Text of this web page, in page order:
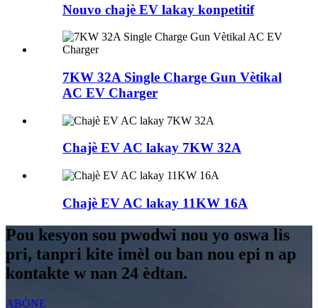
Nouvo chajè EV lakay konpetitif
7KW 32A Single Charge Gun Vètikal
AC EV Charger
Chajè EV AC lakay 7KW 32A
Chajè EV AC lakay 11KW 16A
Pou kesyon sou pwodwi nou yo oswa lis
pri, tanpri kite imèl ou ban nou epi n ap
kontakte w nan 24 èdtan.
ABÒNE